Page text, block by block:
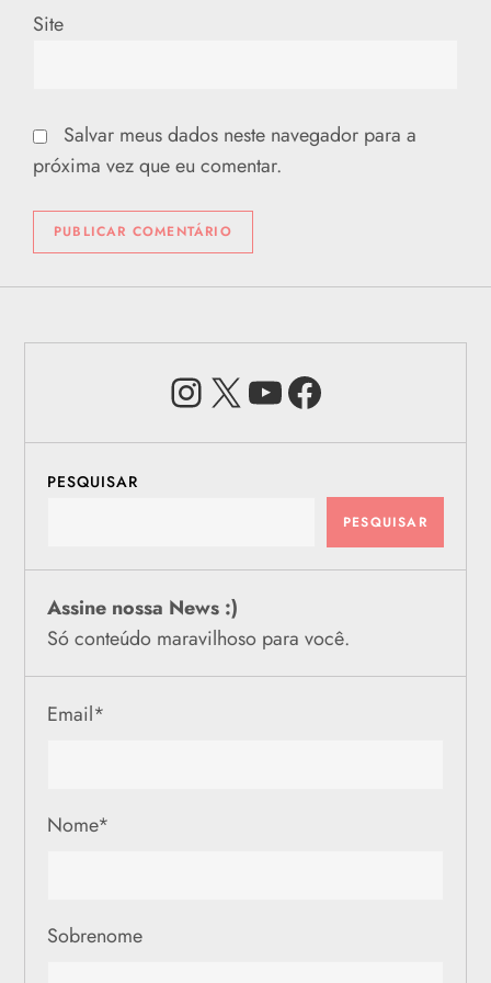
Site
Salvar meus dados neste navegador para a
próxima vez que eu comentar.
Instagram
X Youtube
PESQUISAR
PESQUISAR
Assine nossa News :)
Só conteúdo maravilhoso para você.
Email*
Nome*
Sobrenome